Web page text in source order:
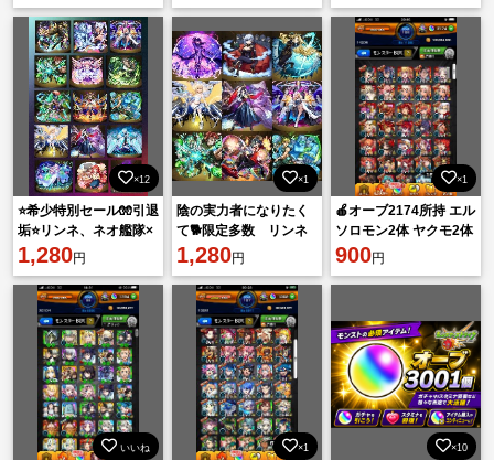
×12
⭐️希少特別セール🧤引退
垢⭐️リンネ、ネオ艦隊×
マサムネ×ヤクモ×ルシ
ファー強キャラ垢💎
200
1,280円
×1
陰の実力者になりたく
て🐕限定多数 リンネ
🐉ルシファー2体🧤ジョ
ジョコラボ3種フルコン
プ垢
1,280円
×1
🍎オーブ2174所持 エル
ソロモン2体 ヤクモ2体
マサムネ ネオ🍎
900円
いいね ×1 ×10